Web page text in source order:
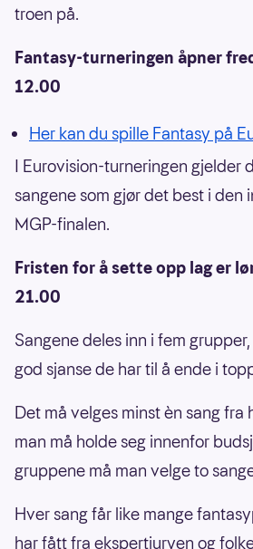
troen på.
Fantasy-turneringen åpner
12.00
Her kan du spille Fantasy på
I Eurovision-turneringen gjelder
sangene som gjør det best i den
MGP-finalen.
Fristen for å sette opp lag er
21.00
Sangene deles inn i fem
god sjanse de har til å ende i
Det må velges minst èn sang fra
man må holde seg innenfor
gruppene må man velge to
Hver sang får like mange
har fått fra ekspertjuryen og